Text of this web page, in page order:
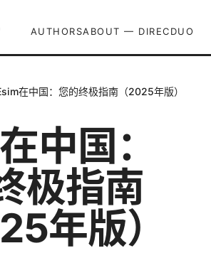
AUTHORSABOUT — DIRECDUO
在中国：您的终极指南（2025年版）
中国：
极指南
年版）